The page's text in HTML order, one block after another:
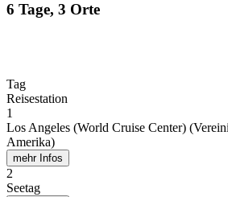
6 Tage, 3 Orte
Tag
Reisestation
1
Los Angeles (World Cruise Center)
Amerika)
mehr Infos
2
Seetag